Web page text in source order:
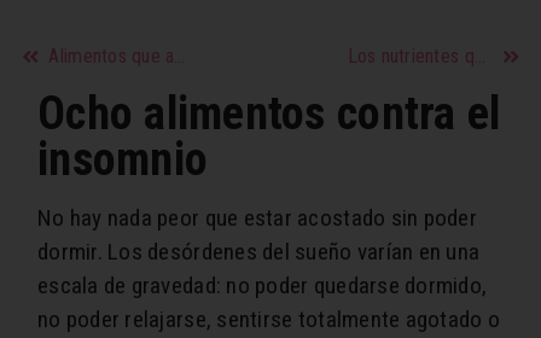
Alimentos que ayudan a combatir el estrés Los nutrientes que mi cuerpo necesita
Ocho alimentos contra el
insomnio
No hay nada peor que estar acostado sin poder
dormir. Los desórdenes del sueño varían en una
escala de gravedad: no poder quedarse dormido,
no poder relajarse, sentirse totalmente agotado o